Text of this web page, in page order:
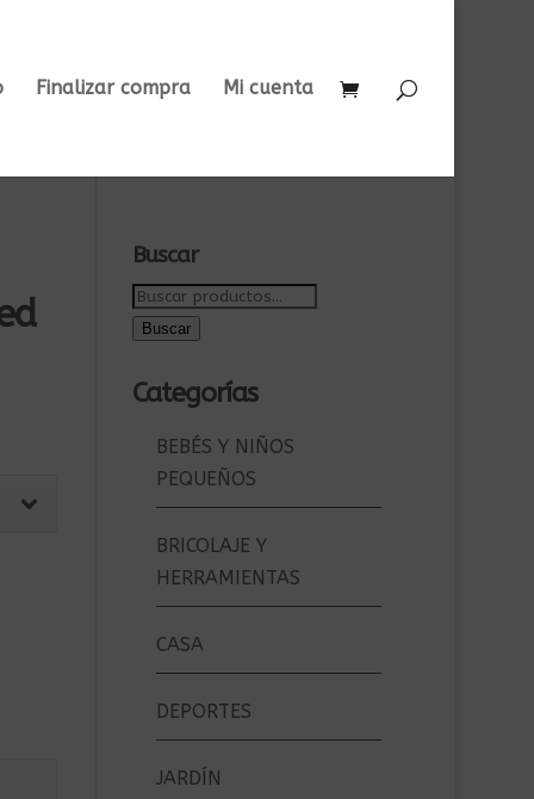
Finalizar compra Mi cuenta
Buscar
Buscar
por:
Buscar
Categorías
BEBÉS Y NIÑOS
PEQUEÑOS
BRICOLAJE Y
HERRAMIENTAS
CASA
DEPORTES
JARDÍN